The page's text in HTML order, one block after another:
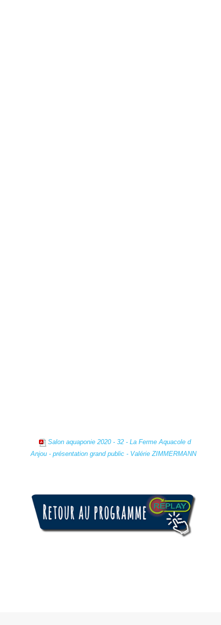
Salon aquaponie 2020 - 32 - La Ferme Aquacole d
Anjou - présentation grand public - Valérie ZIMMERMANN